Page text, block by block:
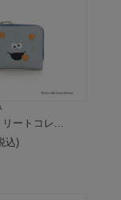
ートコレ...
込)